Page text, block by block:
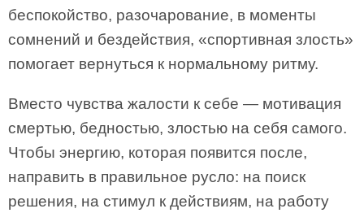
беспокойство, разочарование, в моменты
сомнений и бездействия, «спортивная злость»
помогает вернуться к нормальному ритму.
Вместо чувства жалости к себе — мотивация
смертью, бедностью, злостью на себя самого.
Чтобы энергию, которая появится после,
направить в правильное русло: на поиск
решения, на стимул к действиям, на работу